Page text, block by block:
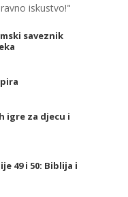
iskustvo!"
saveznik
igre za djecu i
49 i 50: Biblija i